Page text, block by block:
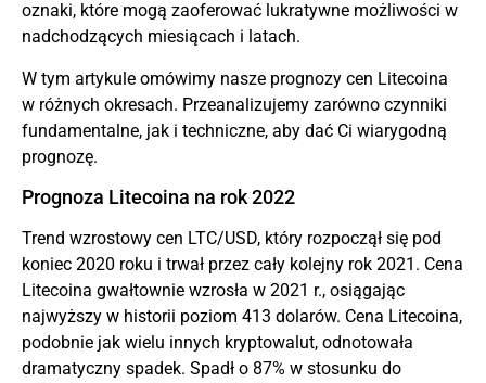
oznaki, które mogą zaoferować lukratywne możliwości w
nadchodzących miesiącach i latach.
W tym artykule omówimy nasze prognozy cen Litecoina
w różnych okresach. Przeanalizujemy zarówno czynniki
fundamentalne, jak i techniczne, aby dać Ci wiarygodną
prognozę.
Prognoza Litecoina na rok 2022
Trend wzrostowy cen LTC/USD, który rozpoczął się pod
koniec 2020 roku i trwał przez cały kolejny rok 2021. Cena
Litecoina gwałtownie wzrosła w 2021 r., osiągając
najwyższy w historii poziom 413 dolarów. Cena Litecoina,
podobnie jak wielu innych kryptowalut, odnotowała
dramatyczny spadek. Spadł o 87% w stosunku do